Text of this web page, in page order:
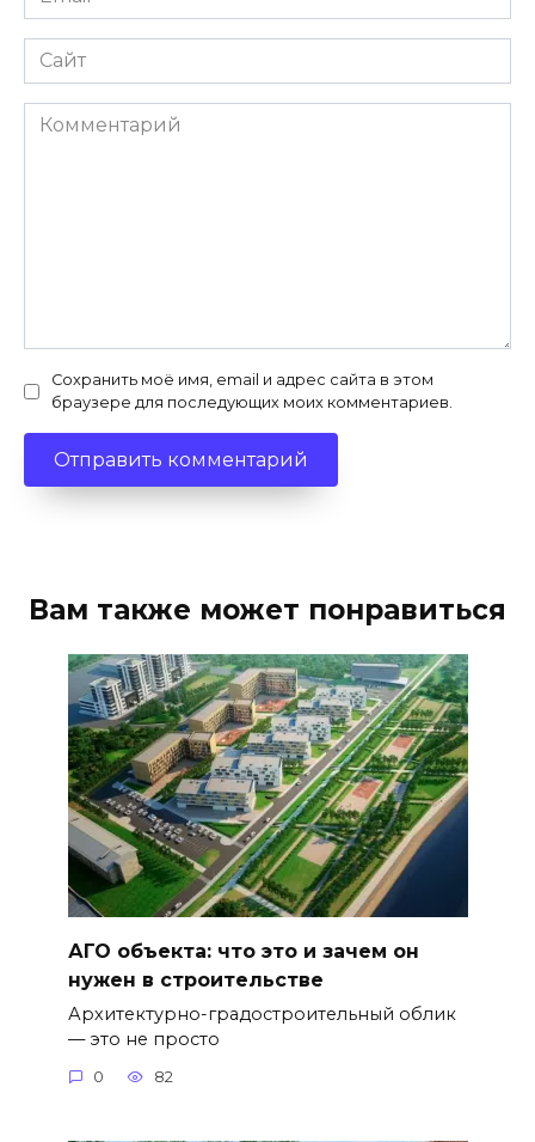
*
Сайт
Комментарий
Сохранить моё имя, email и адрес сайта в этом
браузере для последующих моих комментариев.
Вам также может понравиться
АГО объекта: что это и зачем он
нужен в строительстве
Архитектурно-градостроительный облик
— это не просто
0 82